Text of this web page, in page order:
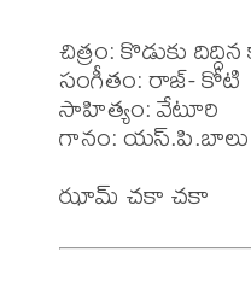
చిత్రం: కొడుకు
సంగీతం: రాజ్- కోటి
సాహిత్యం: వేటూరి
గానం: